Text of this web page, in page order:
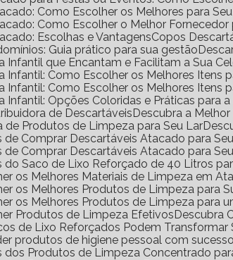
Como Escolher os Melhores para
Como Escolher o Melhor
Escolhas e Vantagens
Copos
Guia prático para sua gestão
Infantil que Encantam e Facilitam a Sua
Infantil: Como Escolher os Melhores Itens
Infantil: Como Escolher os Melhores Itens
Infantil: Opções Coloridas e Práticas para
de Descartáveis
Descubra a
de Produtos de Limpeza para Seu Lar
de Comprar Descartáveis Atacado para
de Comprar Descartáveis Atacado para
do Saco de Lixo Reforçado de 40 Litros
os Melhores Materiais de Limpeza em
os Melhores Produtos de Limpeza para
os Melhores Produtos de Limpeza para
Produtos de Limpeza Efetivos
de Lixo Reforçados Podem
produtos de higiene pessoal com sucesso
dos Produtos de Limpeza Concentrado